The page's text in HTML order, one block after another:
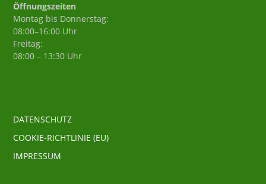
Öffnungszeiten
Montag bis Donnerstag:
08:00–16:00 Uhr
Freitag:
08:00 – 13:30 Uhr
DATENSCHUTZ
COOKIE-RICHTLINIE (EU)
IMPRESSUM